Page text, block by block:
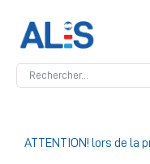
content
Search
Accueil
ALIS
ATTENTION! lors de la